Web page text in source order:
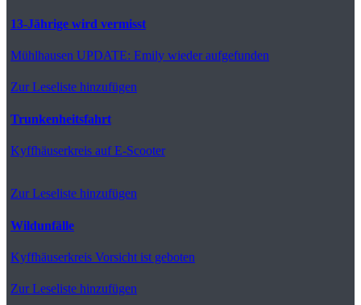
13-Jährige wird vermisst
Mühlhausen UPDATE: Emily wieder aufgefunden
Zur Leseliste hinzufügen
Trunkenheitsfahrt
Kyffhäuserkreis auf E-Scooter
Zur Leseliste hinzufügen
Wildunfälle
Kyffhäuserkreis Vorsicht ist geboten
Zur Leseliste hinzufügen